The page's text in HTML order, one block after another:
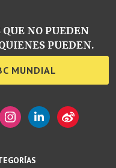
NO PUEDEN
PUEDEN.
MUNDIAL